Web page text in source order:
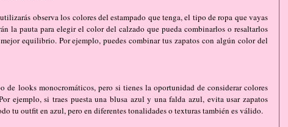
observa los colores del estampado que tenga, el tipo de ropa que vayas
la pauta para elegir el color del calzado que pueda combinarlos o resaltarlos
equilibrio. Por ejemplo, puedes combinar tus zapatos con algún color del
de looks monocromáticos, pero si tienes la oportunidad de considerar colores
ejemplo, si traes puesta una blusa azul y una falda azul, evita usar zapatos
tu outfit en azul, pero en diferentes tonalidades o texturas también es válido.